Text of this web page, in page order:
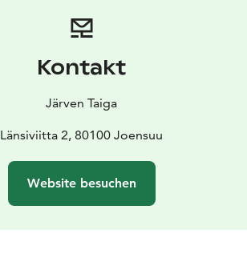
Kontakt
Järven Taiga
Länsiviitta 2, 80100 Joensuu
Website besuchen